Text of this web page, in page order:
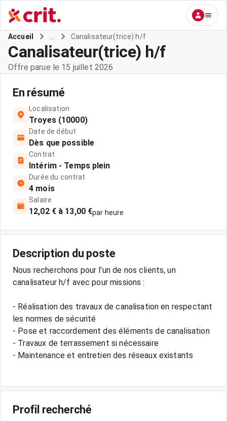
Accueil Canalisateur(trice) h/f
Canalisateur(trice) h/f
Offre parue le 15 juillet 2026
En résumé
Localisation
Troyes (10000)
Date de début
Dès que possible
Contrat
Intérim - Temps plein
Durée du contrat
4 mois
Salaire
12,02 € à 13,00 €par heure
Description du poste
Nous recherchons pour l'un de nos clients, un
canalisateur h/f avec pour missions :
- Réalisation des travaux de canalisation en respectant
les normes de sécurité
- Pose et raccordement des éléments de canalisation
- Travaux de terrassement si nécessaire
- Maintenance et entretien des réseaux existants
Profil recherché